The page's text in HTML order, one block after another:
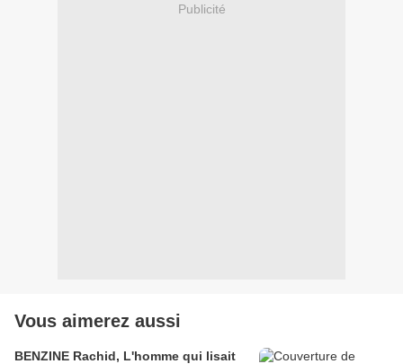
Publicité
Vous aimerez aussi
BENZINE Rachid, L'homme qui lisait